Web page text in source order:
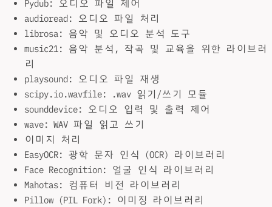
Pydub: 오디오 파일 제어
audioread: 오디오 파일 처리
librosa: 음악 및 오디오 분석 도구
music21: 음악 분석, 작곡 및 교육을 위한 라이브러
리
playsound: 오디오 파일 재생
scipy.io.wavfile: .wav 읽기/쓰기 모듈
sounddevice: 오디오 입력 및 출력 제어
wave: WAV 파일 읽고 쓰기
이미지 처리
EasyOCR: 광학 문자 인식 (OCR) 라이브러리
Face Recognition: 얼굴 인식 라이브러리
Mahotas: 컴퓨터 비전 라이브러리
Pillow (PIL Fork): 이미징 라이브러리